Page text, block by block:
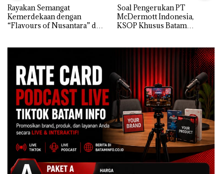
Rayakan Semangat
Kemerdekaan dengan
“Flavours of Nusantara” di
‎Soal Pengerukan PT
McDermott Indonesia,
KSOP Khusus Batam